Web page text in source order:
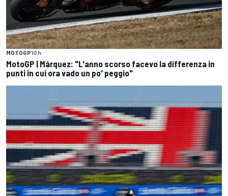
MOTOGP10 h
MotoGP | Márquez: "L'anno scorso facevo la differenza in
punti in cui ora vado un po' peggio"